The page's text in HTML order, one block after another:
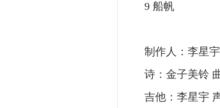
9 船帆
制作人：李星宇
诗：金子美铃 曲
吉他：李星宇 声